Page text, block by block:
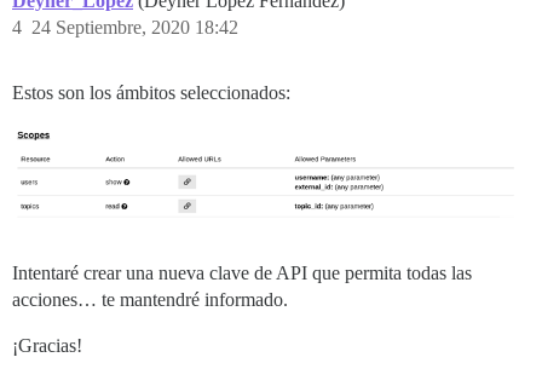
24 Septiembre, 2020 18:42
4
Estos son los ámbitos seleccionados:
Intentaré crear una nueva clave de API que permita todas las
acciones… te mantendré informado.
¡Gracias!